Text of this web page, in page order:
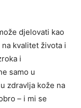
djelovati kao
kvalitet života i
i
samo u
zdravlja kože na
– i mi se